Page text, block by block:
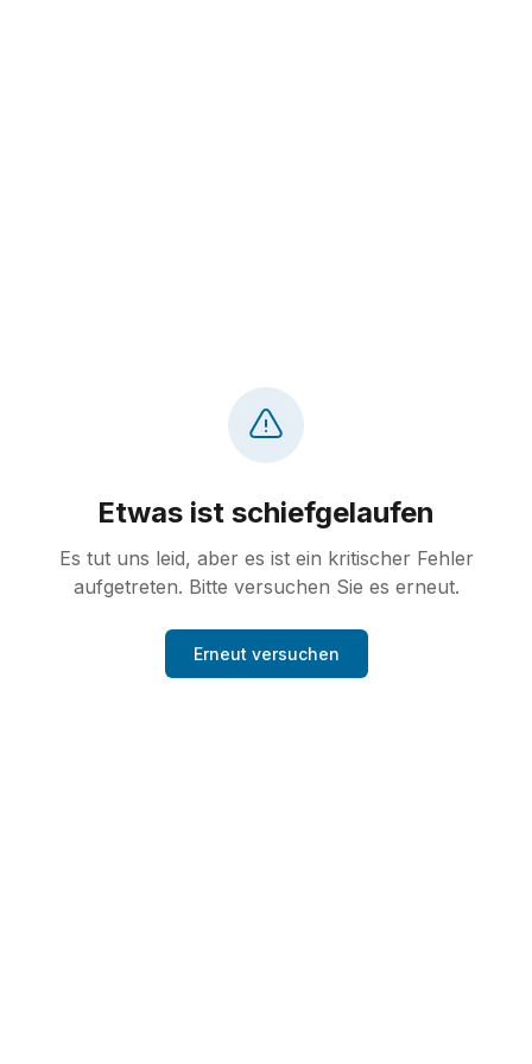
Etwas ist schiefgelaufen
Es tut uns leid, aber es ist ein kritischer Fehler
aufgetreten. Bitte versuchen Sie es erneut.
Erneut versuchen